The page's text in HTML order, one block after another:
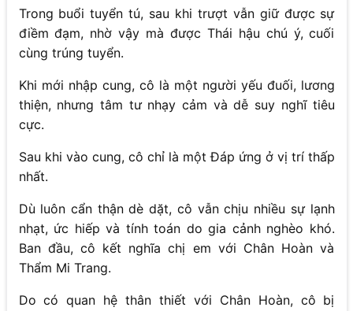
Trong buổi tuyển tú, sau khi trượt vẫn giữ được sự
điềm đạm, nhờ vậy mà được Thái hậu chú ý, cuối
cùng trúng tuyển.
Khi mới nhập cung, cô là một người yếu đuối, lương
thiện, nhưng tâm tư nhạy cảm và dễ suy nghĩ tiêu
cực.
Sau khi vào cung, cô chỉ là một Đáp ứng ở vị trí thấp
nhất.
Dù luôn cẩn thận dè dặt, cô vẫn chịu nhiều sự lạnh
nhạt, ức hiếp và tính toán do gia cảnh nghèo khó.
Ban đầu, cô kết nghĩa chị em với Chân Hoàn và
Thẩm Mi Trang.
Do có quan hệ thân thiết với Chân Hoàn, cô bị